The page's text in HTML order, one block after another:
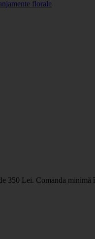
florale
350 Lei. Comanda